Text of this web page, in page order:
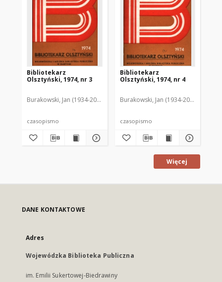
Bibliotekarz
Olsztyński, 1974, nr 3
Burakowski, Jan (1934-2013). Red.2 Chodukiewicz, Wanda. Red.
czasopismo
Bibliotekarz
Olsztyński, 1974, nr 4
Burakowski, Jan (1934-2013). Red.2
czasopismo
Więcej
DANE KONTAKTOWE
Adres
Wojewódzka Biblioteka Publiczna
im. Emilii Sukertowej-Biedrawiny